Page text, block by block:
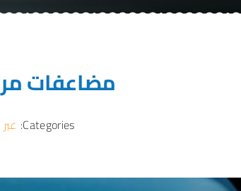
مضاعفات
Categories: